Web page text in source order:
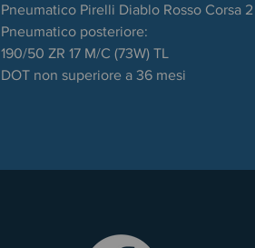
Pneumatico Pirelli Diablo Rosso Corsa 2
Pneumatico posteriore:
190/50 ZR 17 M/C (73W) TL
DOT non superiore a 36 mesi